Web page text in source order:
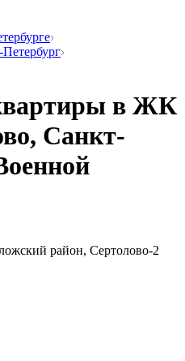
в ЖК
Санкт-
район, Сертолово-2